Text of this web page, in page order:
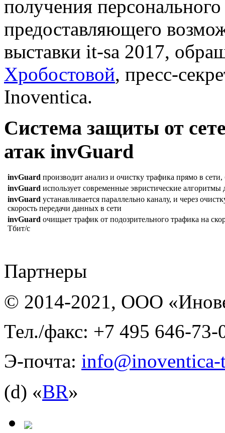
получения
предоставляющего
выставки it-sa 2017,
Хробостовой, пресс-
Inoventica.
Система защиты от
атак invGuard
invGuard производит анализ и очистку трафика прямо в сети,
invGuard использует современные эвристические
invGuard устанавливается параллельно каналу, и через
скорость передачи данных в сети
invGuard очищает трафик от подозрительного трафика на
Тбит/с
Партнеры
© 2014-2021, ООО
Тел./факс: +7 495 646-73-
Э-почта: info@inoventica-
(d) «BR»